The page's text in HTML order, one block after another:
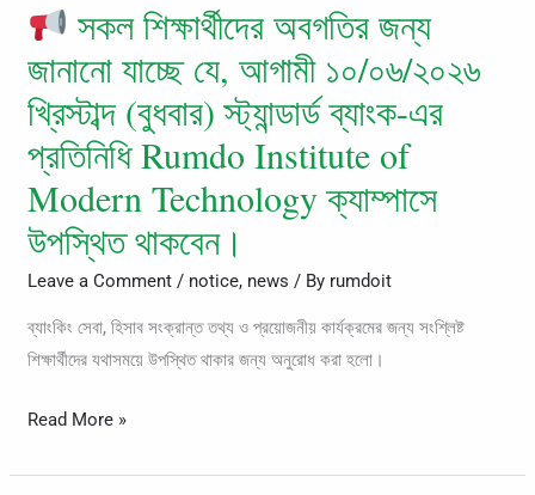
সকল শিক্ষার্থীদের অবগতির জন্য
জানানো যাচ্ছে যে, আগামী ১০/০৬/২০২৬
খ্রিস্টাব্দ (বুধবার) স্ট্যান্ডার্ড ব্যাংক-এর
প্রতিনিধি Rumdo Institute of
Modern Technology ক্যাম্পাসে
উপস্থিত থাকবেন।
Leave a Comment / notice, news / By rumdoit
ব্যাংকিং সেবা, হিসাব সংক্রান্ত তথ্য ও প্রয়োজনীয় কার্যক্রমের জন্য সংশ্লিষ্ট
শিক্ষার্থীদের যথাসময়ে উপস্থিত থাকার জন্য অনুরোধ করা হলো।
শিক্ষার্থীদের
অবগতির
জন্য
জানানো
যাচ্ছে
যে,
আগামী
খ্রিস্টাব্দ
(বুধবার)
এর
Read More »